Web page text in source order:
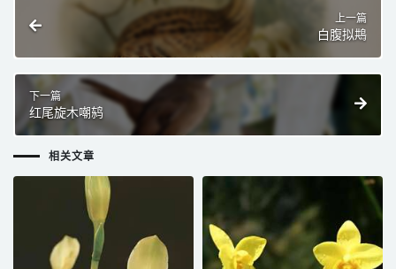
上一篇
白腹拟䳍
下一篇
红尾旋木嘲鸫
相关文章